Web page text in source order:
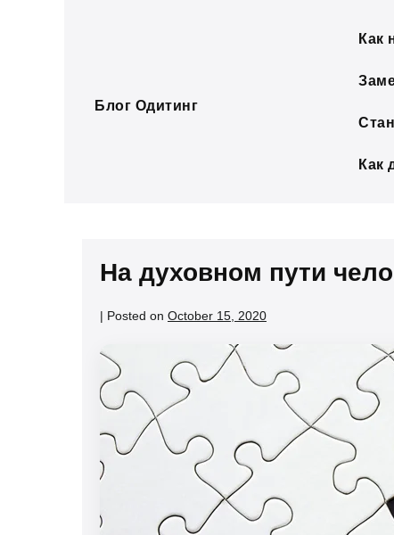
Блог Одитинг
Как
Как
На духовном пути
| Posted on October 15, 2020